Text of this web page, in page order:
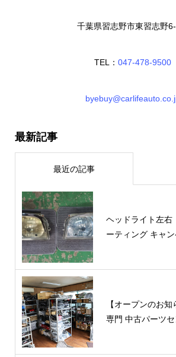
千葉県習志野市東習志野
TEL： 047-478-9500
最新記事
最近の記事
ヘッドライト左
ーティング キャン
【オープンのお
専門 中古パーツ